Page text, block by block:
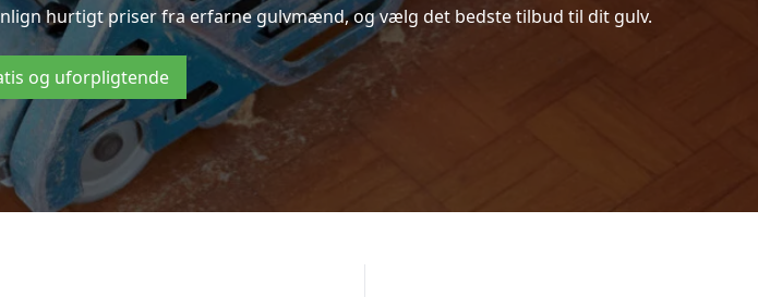
hurtigt priser fra erfarne gulvmænd, og vælg det bedste tilbud til dit gulv.
og uforpligtende